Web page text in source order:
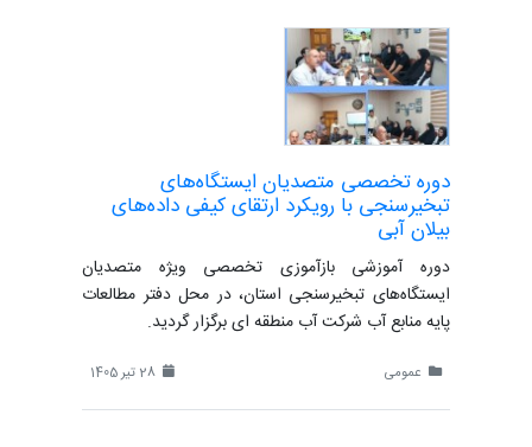
دوره تخصصی متصدیان ایستگاه‌های
تبخیرسنجی با رویکرد ارتقای کیفی داده‌های
بیلان آبی
دوره آموزشی بازآموزی تخصصی ویژه متصدیان
ایستگاه‌های تبخیرسنجی استان، در محل دفتر مطالعات
پایه منابع آب شرکت آب منطقه ای برگزار گردید.
عمومی